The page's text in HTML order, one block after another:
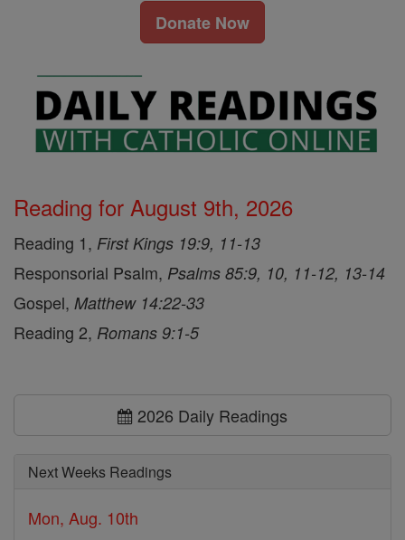
Donate Now
Reading for August 9th, 2026
Reading 1, First Kings 19:9, 11-13
Responsorial Psalm, Psalms 85:9, 10, 11-12, 13-14
Gospel, Matthew 14:22-33
Reading 2, Romans 9:1-5
2026 Daily Readings
Next Weeks Readings
Mon, Aug. 10th